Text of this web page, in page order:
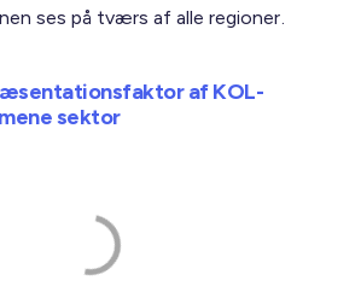
ses på tværs af alle regioner.
af KOL-
sektor